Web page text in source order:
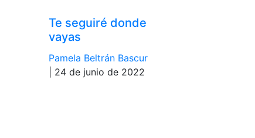
Te seguiré donde
vayas
Pamela Beltrán Bascur
| 24 de junio de 2022